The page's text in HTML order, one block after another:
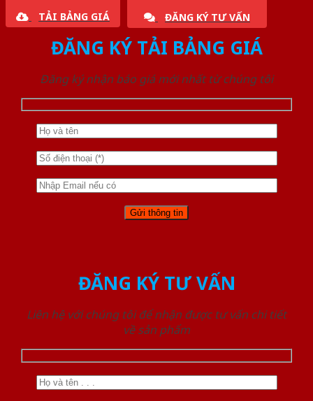
TẢI BẢNG GIÁ ĐĂNG KÝ TƯ VẤN
ĐĂNG KÝ TẢI BẢNG GIÁ
Đăng ký nhận báo giá mới nhất từ chúng tôi
ĐĂNG KÝ TƯ VẤN
Liên hệ với chúng tôi để nhận được tư vấn chi tiết
về sản phẩm